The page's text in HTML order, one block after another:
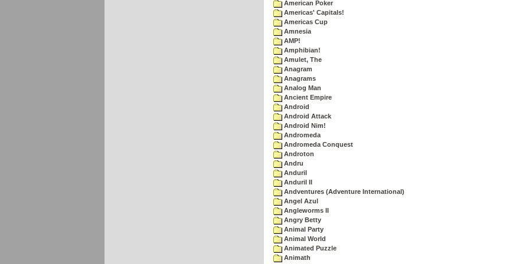
American Poker
Americas' Capitals!
Americas Cup
Amnesia
AMP!
Amphibian!
Amulet, The
Anagram
Anagrams
Analog Man
Ancient Empire
Android
Android Attack
Android Nim!
Andromeda
Andromeda Conquest
Androton
Andru
Anduril
Anduril II
Andventures (Adventure International)
Angel Azul
Angleworms II
Angry Betty
Animal Party
Animal World
Animated Puzzle
Animath